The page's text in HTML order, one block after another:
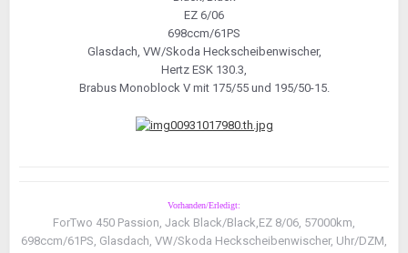
EZ 6/06
698ccm/61PS
Glasdach, VW/Skoda Heckscheibenwischer,
Hertz ESK 130.3,
Brabus Monoblock V mit 175/55 und 195/50-15.
Vorhanden/Erledigt:
ForTwo 450 Passion, Jack Black/Black,EZ 8/06, 57000km,
698ccm/61PS, Glasdach, VW/Skoda Heckscheibenwischer, Uhr/DZM,